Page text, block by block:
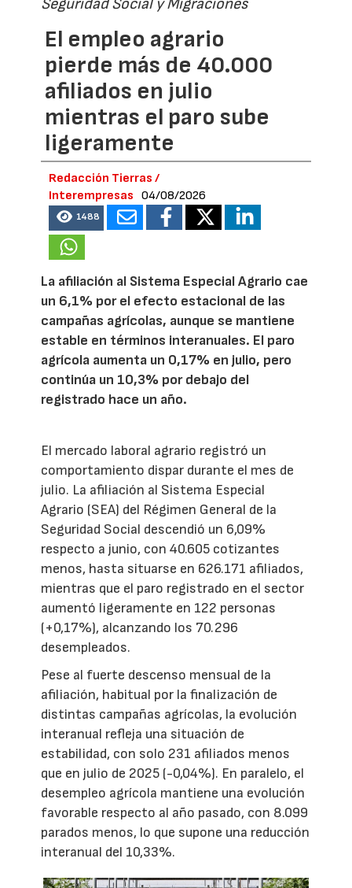
Seguridad Social y Migraciones
El empleo agrario
pierde más de 40.000
afiliados en julio
mientras el paro sube
ligeramente
Redacción Tierras /
Interempresas
04/08/2026
1488
La afiliación al Sistema Especial Agrario cae
un 6,1% por el efecto estacional de las
campañas agrícolas, aunque se mantiene
estable en términos interanuales. El paro
agrícola aumenta un 0,17% en julio, pero
continúa un 10,3% por debajo del
registrado hace un año.
El mercado laboral agrario registró un
comportamiento dispar durante el mes de
julio. La afiliación al Sistema Especial
Agrario (SEA) del Régimen General de la
Seguridad Social descendió un 6,09%
respecto a junio, con 40.605 cotizantes
menos, hasta situarse en 626.171 afiliados,
mientras que el paro registrado en el sector
aumentó ligeramente en 122 personas
(+0,17%), alcanzando los 70.296
desempleados.
Pese al fuerte descenso mensual de la
afiliación, habitual por la finalización de
distintas campañas agrícolas, la evolución
interanual refleja una situación de
estabilidad, con solo 231 afiliados menos
que en julio de 2025 (-0,04%). En paralelo, el
desempleo agrícola mantiene una evolución
favorable respecto al año pasado, con 8.099
parados menos, lo que supone una reducción
interanual del 10,33%.